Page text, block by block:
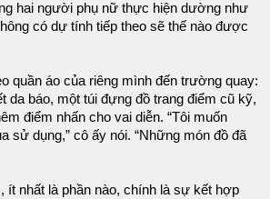
hai người phụ nữ thực hiện dường như
có dự tính tiếp theo sẽ thế nào được
quần áo của riêng mình đến trường quay:
da báo, một túi đựng đồ trang điểm cũ kỹ,
điểm nhấn cho vai diễn. “Tôi muốn
sử dụng,” cô ấy nói. “Những món đồ đã
ít nhất là phần nào, chính là sự kết hợp